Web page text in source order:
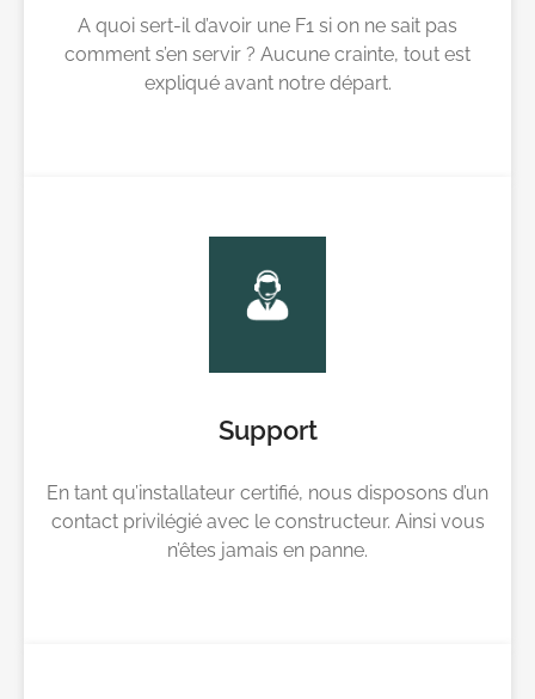
A quoi sert-il d’avoir une F1 si on ne sait pas
comment s’en servir ? Aucune crainte, tout est
expliqué avant notre départ.
Support
En tant qu’installateur certifié, nous disposons d’un
contact privilégié avec le constructeur. Ainsi vous
n’êtes jamais en panne.